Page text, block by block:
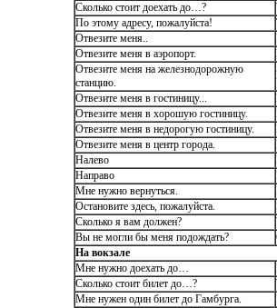
Сколько стоит доехать до…?
По этому адресу, пожалуйста!
Отвезите меня..
Отвезите меня в аэропорт.
Отвезите меня на железнодорожную
станцию.
Отвезите меня в гостиницу...
Отвезите меня в хорошую гостиницу.
Отвезите меня в недорогую гостиницу.
Отвезите меня в центр города.
Налево
Направо
Мне нужно вернуться.
Остановите здесь, пожалуйста.
Сколько я вам должен?
Вы не могли бы меня подождать?
На вокзале
Мне нужно доехать до…
Сколько стоит билет до…?
Мне нужен один билет до Гамбурга.